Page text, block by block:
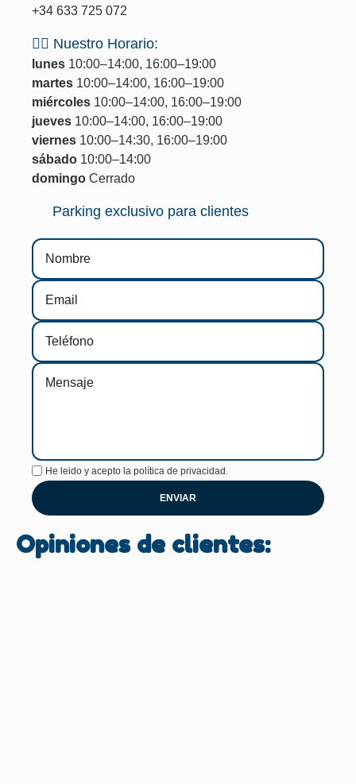
+34 633 725 072
🐕‍🦺 Nuestro Horario:
lunes 10:00–14:00, 16:00–19:00
martes 10:00–14:00, 16:00–19:00
miércoles 10:00–14:00, 16:00–19:00
jueves 10:00–14:00, 16:00–19:00
viernes 10:00–14:30, 16:00–19:00
sábado 10:00–14:00
domingo Cerrado
Parking exclusivo para clientes
He leido y acepto la política de privacidad.
ENVIAR
Opiniones de clientes: